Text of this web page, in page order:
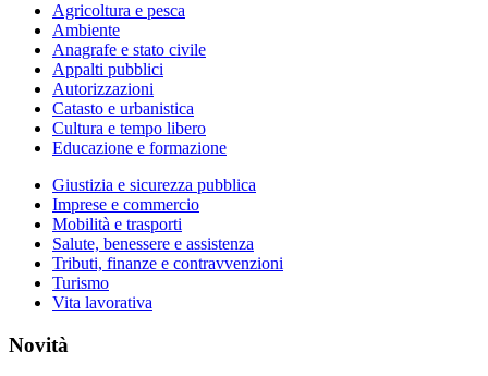
Agricoltura e pesca
Ambiente
Anagrafe e stato civile
Appalti pubblici
Autorizzazioni
Catasto e urbanistica
Cultura e tempo libero
Educazione e formazione
Giustizia e sicurezza pubblica
Imprese e commercio
Mobilità e trasporti
Salute, benessere e assistenza
Tributi, finanze e contravvenzioni
Turismo
Vita lavorativa
Novità